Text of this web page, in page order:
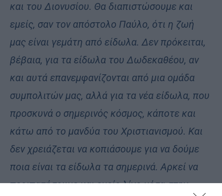
και του Διονυσίου. Θα διαπιστώσουμε και
εμείς, σαν τον απόστολο Παύλο, ότι η ζωή
μας είναι γεμάτη από είδωλα. Δεν πρόκειται,
βέβαια, για τα είδωλα του Δωδεκαθέου, αν
και αυτά επανεμφανίζονται από μια ομάδα
συμπολιτών μας, αλλά για τα νέα είδωλα, που
προσκυνά ο σημερινός κόσμος, κάποτε και
κάτω από το μανδύα του Χριστιανισμού. Και
δεν χρειάζεται να κοπιάσουμε για να δούμε
ποια είναι τα είδωλα τα σημερινά. Αρκεί να
περιπατήσουμε και εμείς λίγο μέσα στην